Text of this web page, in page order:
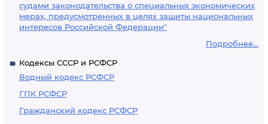
судами законодательства о специальных экономических
мерах, предусмотренных в целях защиты национальных
интересов Российской Федерации"
Подробнее...
Кодексы СССР и РСФСР
Водный кодекс РСФСР
ГПК РСФСР
Гражданский кодекс РСФСР